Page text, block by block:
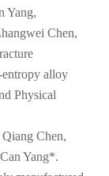
Yang,
Chen,
entropy alloy
Physical
Chen,
Yang*.